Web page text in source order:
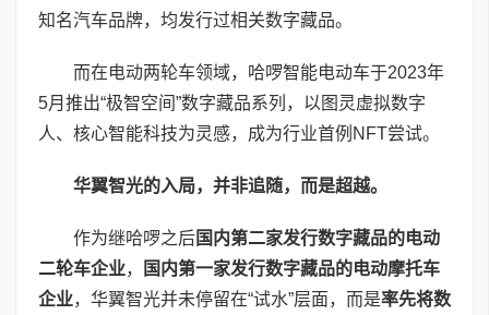
知名汽车品牌，均发行过相关数字藏品。
而在电动两轮车领域，哈啰智能电动车于2023年
5月推出“极智空间”数字藏品系列，以图灵虚拟数字
人、核心智能科技为灵感，成为行业首例NFT尝试。
华翼智光的入局，并非追随，而是超越。
作为继哈啰之后国内第二家发行数字藏品的电动
二轮车企业，
国内第一家发行数字藏品的电动摩托车
企业，华翼智光并未停留在“试水”层面，而是率先将数